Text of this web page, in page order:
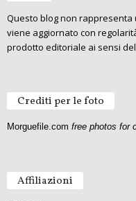
Questo blog non
viene aggiornato con
prodotto editoriale ai sensi
Crediti per le foto
Morguefile.com free photos for
Affiliazioni